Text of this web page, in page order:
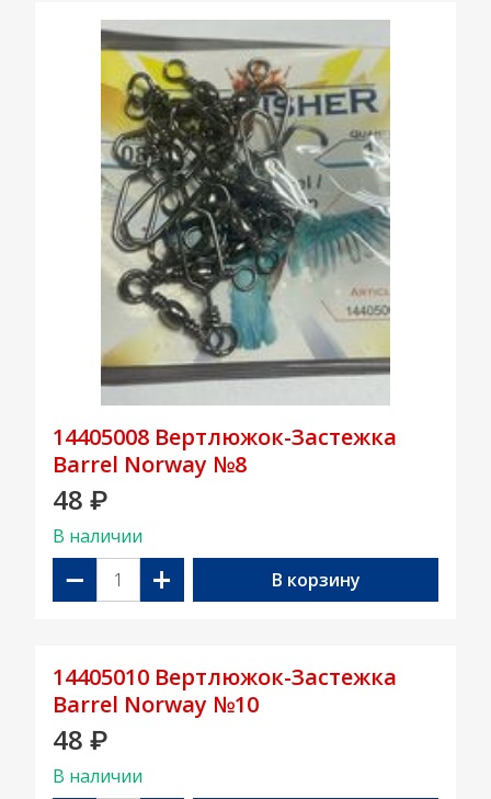
14405008 Вертлюжок-Застежка
Barrel Norway №8
48 ₽
В наличии
− + В корзину
14405010 Вертлюжок-Застежка
Barrel Norway №10
48 ₽
В наличии